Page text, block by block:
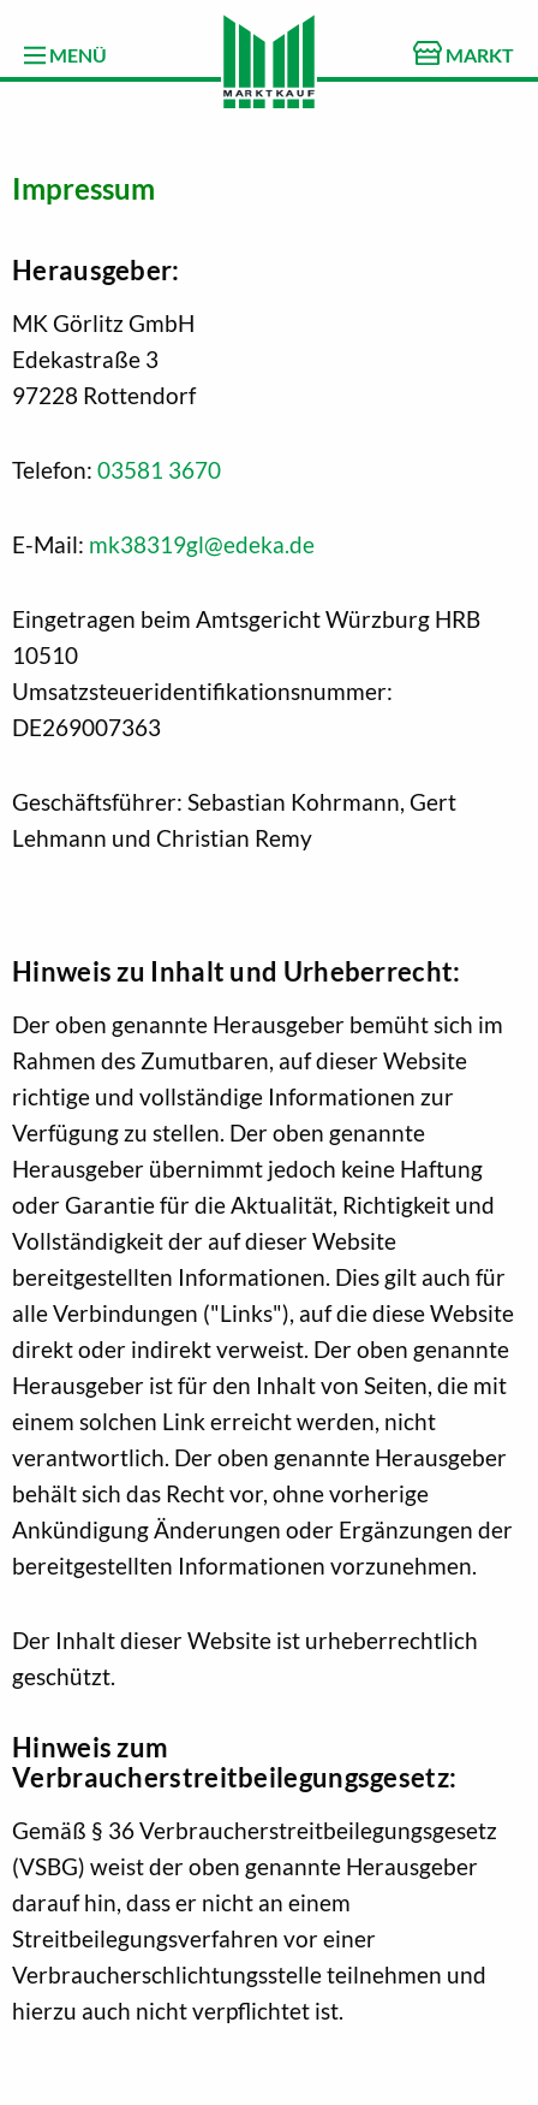
MENÜ MARKT
Impressum
Herausgeber:
MK Görlitz GmbH
Edekastraße 3
97228 Rottendorf
Telefon: 03581 3670
E-Mail: mk38319gl@edeka.de
Eingetragen beim Amtsgericht Würzburg HRB
10510
Umsatzsteueridentifikationsnummer:
DE269007363
Geschäftsführer: Sebastian Kohrmann, Gert
Lehmann und Christian Remy
Hinweis zu Inhalt und Urheberrecht:
Der oben genannte Herausgeber bemüht sich im
Rahmen des Zumutbaren, auf dieser Website
richtige und vollständige Informationen zur
Verfügung zu stellen. Der oben genannte
Herausgeber übernimmt jedoch keine Haftung
oder Garantie für die Aktualität, Richtigkeit und
Vollständigkeit der auf dieser Website
bereitgestellten Informationen. Dies gilt auch für
alle Verbindungen ("Links"), auf die diese Website
direkt oder indirekt verweist. Der oben genannte
Herausgeber ist für den Inhalt von Seiten, die mit
einem solchen Link erreicht werden, nicht
verantwortlich. Der oben genannte Herausgeber
behält sich das Recht vor, ohne vorherige
Ankündigung Änderungen oder Ergänzungen der
bereitgestellten Informationen vorzunehmen.
Der Inhalt dieser Website ist urheberrechtlich
geschützt.
Hinweis zum
Verbraucherstreitbeilegungsgesetz:
Gemäß § 36 Verbraucherstreitbeilegungsgesetz
(VSBG) weist der oben genannte Herausgeber
darauf hin, dass er nicht an einem
Streitbeilegungsverfahren vor einer
Verbraucherschlichtungsstelle teilnehmen und
hierzu auch nicht verpflichtet ist.